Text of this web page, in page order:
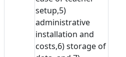
setup,5)
administrative
installation and
costs,6) storage of